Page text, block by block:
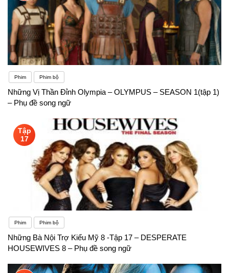
Phim Phim bộ
Những Vị Thần Đỉnh Olympia – OLYMPUS – SEASON 1(tập 1)
– Phụ đề song ngữ
Tập
17
Phim Phim bộ
Những Bà Nội Trợ Kiểu Mỹ 8 -Tập 17 – DESPERATE
HOUSEWIVES 8 – Phụ đề song ngữ